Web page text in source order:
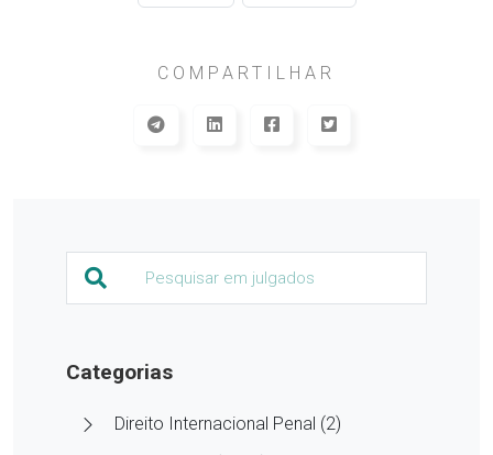
COMPARTILHAR
Categorias
Direito Internacional Penal (2)